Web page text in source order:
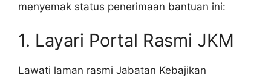
menyemak status penerimaan bantuan ini:
1. Layari Portal Rasmi JKM
Lawati laman rasmi Jabatan Kebajikan